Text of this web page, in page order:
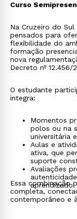
Curso
Na Cruzeiro do
pensados para
flexibilidade do
formação
nova
Decreto nº 12.456/
O estudante
integra:
Momentos
polos ou na
universitária
Aulas e
ativa, que
suporte
Avaliações
aprendizado.
Essa combinação
completa,
contemporâneo e